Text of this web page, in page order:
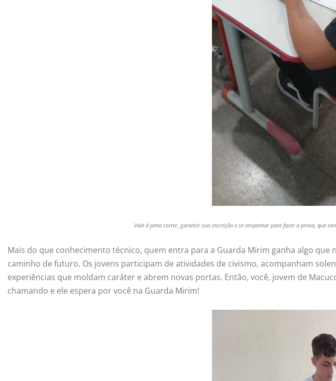
Vale à pena correr, garantir sua inscrição e se empenhar para fazer a prova, que
Mais do que conhecimento técnico, quem entra para a Guarda Mirim ganha algo
caminho de futuro. Os jovens participam de atividades de civismo, acompanham
experiências que moldam caráter e abrem novas portas. Então, você, jovem de
chamando e ele espera por você na Guarda Mirim!